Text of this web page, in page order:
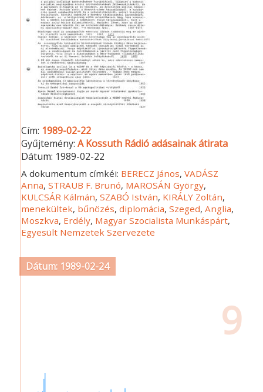
Cím: 1989-02-22
Gyűjtemény:A Kossuth Rádió adásainak átirata
Dátum: 1989-02-22
A dokumentum címkéi: BERECZ János,VADÁSZ
Anna,STRAUB F. Brunó, MAROSÁN György,
KULCSÁR Kálmán,SZABÓ István, KIRÁLY Zoltán,
menekültek, bűnözés,diplomácia,Szeged,Anglia,
Moszkva, Erdély, Magyar Szocialista Munkáspárt,
Egyesült Nemzetek Szervezete
Dátum: 1989-02-24
9